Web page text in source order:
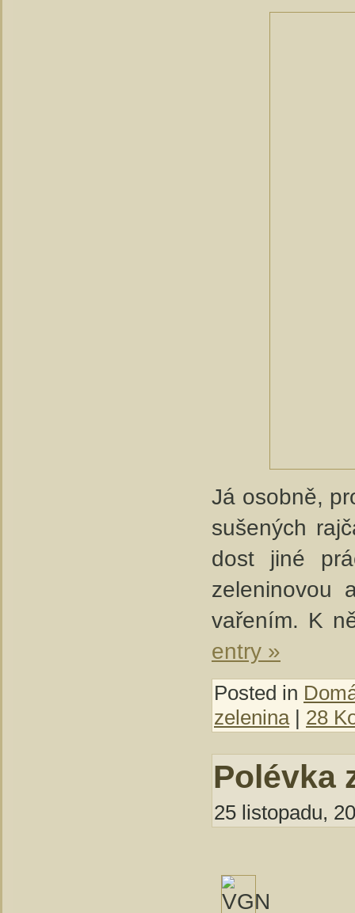
Já osobně,
sušených
dost jiné
zeleninovou
vařením. K
entry »
Posted in
zelenina| 28
Polévka
25 listopadu,